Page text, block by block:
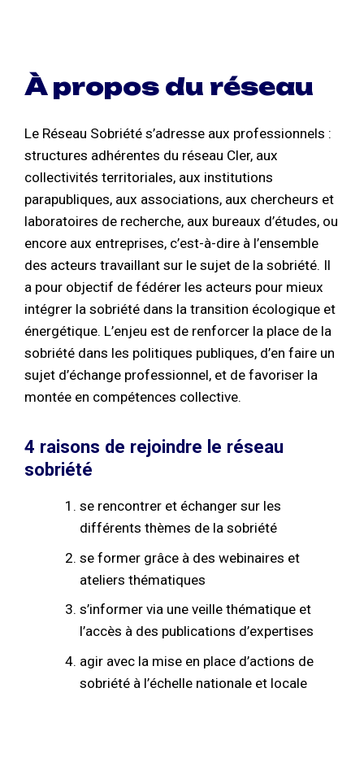
À propos du réseau
Le Réseau Sobriété s’adresse aux professionnels :
structures adhérentes du réseau Cler, aux
collectivités territoriales, aux institutions
parapubliques, aux associations, aux chercheurs et
laboratoires de recherche, aux bureaux d’études, ou
encore aux entreprises, c’est-à-dire à l’ensemble
des acteurs travaillant sur le sujet de la sobriété. Il
a pour objectif de fédérer les acteurs pour mieux
intégrer la sobriété dans la transition écologique et
énergétique. L’enjeu est de renforcer la place de la
sobriété dans les politiques publiques, d’en faire un
sujet d’échange professionnel, et de favoriser la
montée en compétences collective.
4 raisons de rejoindre le réseau
sobriété
se rencontrer et échanger sur les
différents thèmes de la sobriété
se former grâce à des webinaires et
ateliers thématiques
s’informer via une veille thématique et
l’accès à des publications d’expertises
agir avec la mise en place d’actions de
sobriété à l’échelle nationale et locale